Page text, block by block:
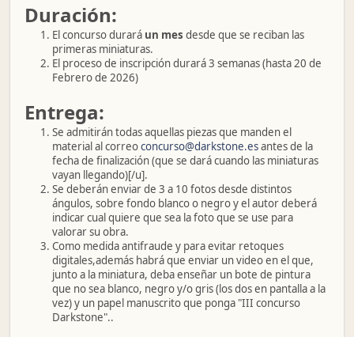
Duración:
El concurso durará un mes desde que se reciban las
primeras miniaturas.
El proceso de inscripción durará 3 semanas (hasta 20 de
Febrero de 2026)
Entrega:
Se admitirán todas aquellas piezas que manden el
material al correoconcurso@darkstone.esantes de la
fecha de finalización (que se dará cuando las miniaturas
vayan llegando)[/u].
Se deberán enviar de 3 a 10 fotos desde distintos
ángulos, sobre fondo blanco o negro y el autor deberá
indicar cual quiere que sea la foto que se use para
valorar su obra.
Como medida antifraude y para evitar retoques
digitales,además habrá que enviar un video en el que,
junto a la miniatura, deba enseñar un bote de pintura
que no sea blanco, negro y/o gris (los dos en pantalla a la
vez) y un papel manuscrito que ponga "III concurso
Darkstone"..